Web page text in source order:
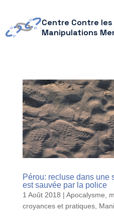
Centre Contre les
Manipulations
Pérou: recluse dans une
est sauvée par la police
1 Août 2018 | Apocalysme,
croyances et pratiques,